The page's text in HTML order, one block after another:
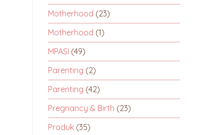
Motherhood (23)
Motherhood (1)
MPASI (49)
Parenting (2)
Parenting (42)
Pregnancy & Birth (23)
Produk (35)